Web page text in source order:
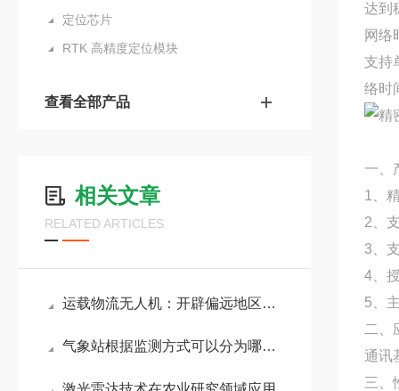
定位芯片
RTK 高精度定位模块
查看全部产品
相关文章
RELATED ARTICLES
运载物流无人机：开辟偏远地区物资输送新通道
气象站根据监测方式可以分为哪几种？
达到
网络
支持
络时
一、
1、
2、
3、
4、
5、
二、
通讯
三、